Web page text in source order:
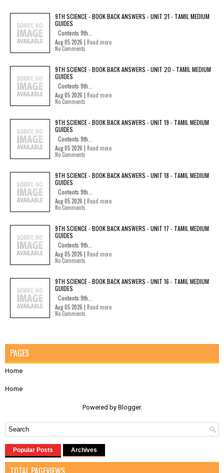
9TH SCIENCE - BOOK BACK ANSWERS - UNIT 21 - TAMIL MEDIUM
GUIDES
Contents 9th...
Aug 05 2026 | Read more
No Comments
9TH SCIENCE - BOOK BACK ANSWERS - UNIT 20 - TAMIL MEDIUM
GUIDES
Contents 9th...
Aug 05 2026 | Read more
No Comments
9TH SCIENCE - BOOK BACK ANSWERS - UNIT 19 - TAMIL MEDIUM
GUIDES
Contents 9th...
Aug 05 2026 | Read more
No Comments
9TH SCIENCE - BOOK BACK ANSWERS - UNIT 18 - TAMIL MEDIUM
GUIDES
Contents 9th...
Aug 05 2026 | Read more
No Comments
9TH SCIENCE - BOOK BACK ANSWERS - UNIT 17 - TAMIL MEDIUM
GUIDES
Contents 9th...
Aug 05 2026 | Read more
No Comments
9TH SCIENCE - BOOK BACK ANSWERS - UNIT 16 - TAMIL MEDIUM
GUIDES
Contents 9th...
Aug 05 2026 | Read more
No Comments
PAGES
Home
Home
Powered by Blogger.
Popular Posts Archives